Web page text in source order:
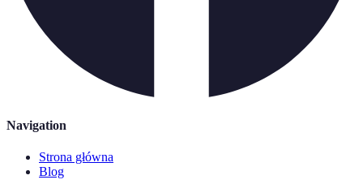
Navigation
Strona główna
Blog